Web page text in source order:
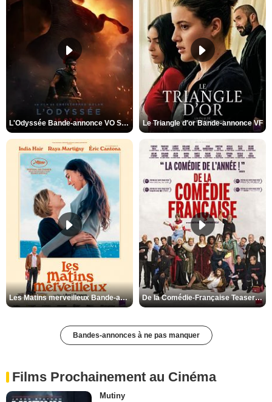
L'Odyssée Bande-annonce VO STFR Le Triangle d'or Bande-annonce VF
Les Matins merveilleux Bande-annonce VF De la Comédie-Française Teaser VF
Bandes-annonces à ne pas manquer
Films Prochainement au Cinéma
Mutiny